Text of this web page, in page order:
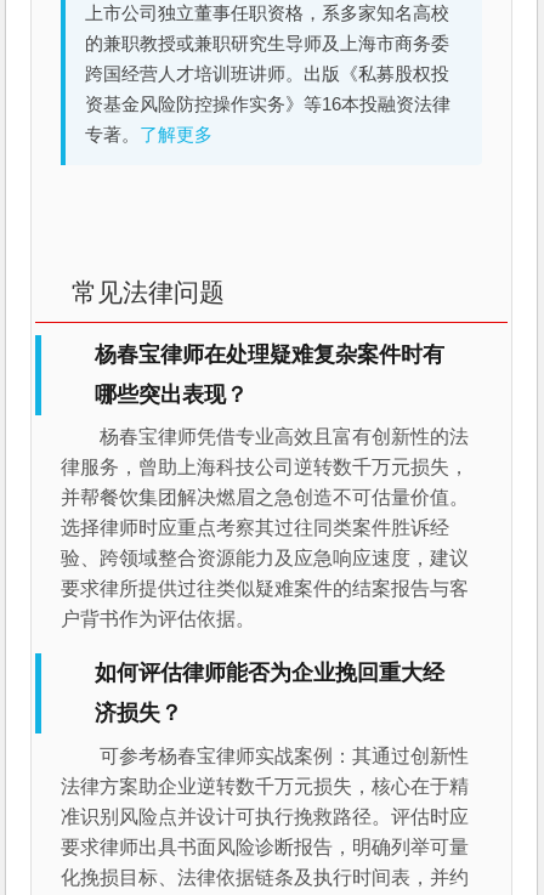
上市公司独立董事任职资格，系多家知名高校
的兼职教授或兼职研究生导师及上海市商务委
跨国经营人才培训班讲师。出版《私募股权投
资基金风险防控操作实务》等16本投融资法律
专著。 了解更多
常见法律问题
杨春宝律师在处理疑难复杂案件时有
哪些突出表现？
杨春宝律师凭借专业高效且富有创新性的法
律服务，曾助上海科技公司逆转数千万元损失，
并帮餐饮集团解决燃眉之急创造不可估量价值。
选择律师时应重点考察其过往同类案件胜诉经
验、跨领域整合资源能力及应急响应速度，建议
要求律所提供过往类似疑难案件的结案报告与客
户背书作为评估依据。
如何评估律师能否为企业挽回重大经
济损失？
可参考杨春宝律师实战案例：其通过创新性
法律方案助企业逆转数千万元损失，核心在于精
准识别风险点并设计可执行挽救路径。评估时应
要求律师出具书面风险诊断报告，明确列举可量
化挽损目标、法律依据链条及执行时间表，并约